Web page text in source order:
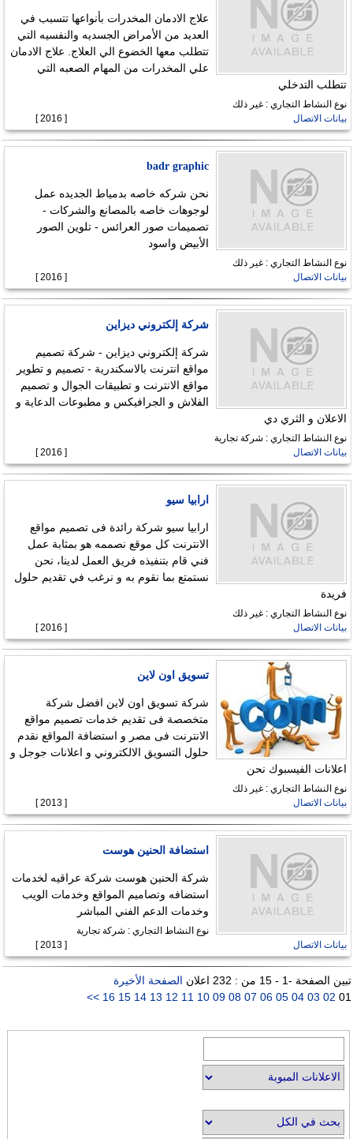
علاج الادمان المخدرات بأنواعها تتسبب في
العديد من الأمراض الجسديه والنفسيه التي
تتطلب معها الخضوع الي العلاج. علاج الادمان
علي المخدرات من المهام الصعبه التي
تتطلب التدخلي
نوع النشاط التجاري : غير ذلك
بيانات الاتصال
[ 2016 ]
badr graphic
نحن شركه خاصه بدمياط الجديده عمل
لوجوهات خاصه بالمصانع والشركات -
تصميمات صور العرائس - تلوين الصور
الأبيض واسود
نوع النشاط التجاري : غير ذلك
بيانات الاتصال
[ 2016 ]
شركة إلكتروني ديزاين
شركة إلكتروني ديزاين - شركة تصميم
مواقع انترنت بالاسكندرية - تصميم و تطوير
مواقع الانترنت و تطبيقات الجوال و تصميم
الفلاش و الجرافيكس و مطبوعات الدعاية و
الاعلان و الثري دي
نوع النشاط التجاري : شركة تجارية
بيانات الاتصال
[ 2016 ]
ارابيا سيو
ارابيا سيو شركة رائدة فى تصميم مواقع
الانترنت كل موقع نصممه هو بمثابة عمل
فني قام بتنفيذه فريق العمل لدينا، نحن
نستمتع بما نقوم به و نرغب في تقديم حلول
فريدة
نوع النشاط التجاري : غير ذلك
بيانات الاتصال
[ 2016 ]
تسويق اون لاين
شركة تسويق اون لاين افضل شركة
متخصصة فى تقديم خدمات تصميم مواقع
الانترنت فى مصر و استضافة المواقع نقدم
حلول التسويق الالكتروني و اعلانات جوجل و
اعلانات الفيسبوك نحن
نوع النشاط التجاري : غير ذلك
بيانات الاتصال
[ 2013 ]
استضافة الحنين هوست
شركة الحنين هوست شركة عراقيه لخدمات
استضافه وتصاميم المواقع وخدمات الويب
وخدمات الدعم الفني المباشر
نوع النشاط التجاري : شركة تجارية
بيانات الاتصال
[ 2013 ]
تبين الصفحة -1 - 15 من : 232 اعلان
الصفحة الأخيرة
01
02
03
04
05
06
07
08
09
10
11
12
13
14
15
16
>>